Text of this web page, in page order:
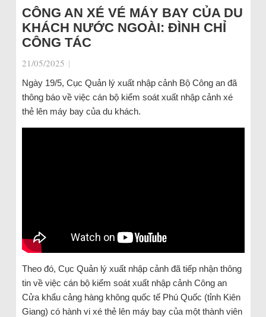
CÔNG AN XÉ VÉ MÁY BAY CỦA DU
KHÁCH NƯỚC NGOÀI: ĐÌNH CHỈ
CÔNG TÁC
21/05/2025 |
Ngày 19/5, Cục Quản lý xuất nhập cảnh Bộ Công an đã
thông báo về việc cán bộ kiểm soát xuất nhập cảnh xé
thẻ lên máy bay của du khách.
Theo đó, Cục Quản lý xuất nhập cảnh đã tiếp nhận thông
tin về việc cán bộ kiểm soát xuất nhập cảnh Công an
Cửa khẩu cảng hàng không quốc tế Phú Quốc (tỉnh Kiên
Giang) có hành vi xé thẻ lên máy bay của một thành viên